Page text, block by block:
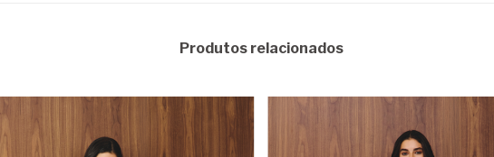
Produtos relacionados